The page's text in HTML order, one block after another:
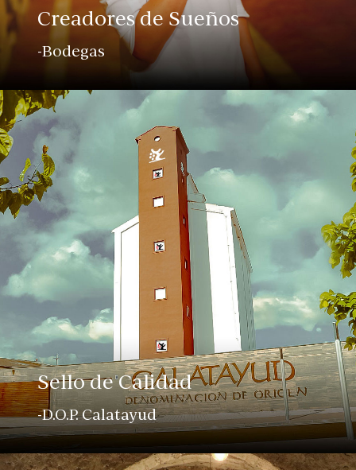
Creadores de Sueños
-Bodegas
Sello de Calidad
-D.O.P. Calatayud